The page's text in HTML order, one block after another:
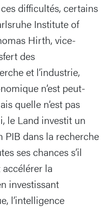
difficultés, certains
Institute of
Hirth, vice-
des
et l’industrie,
n’est peut-
quelle n’est pas
le Land investit un
PIB dans la recherche
ses chances s’il
la
investissant
l’intelligence